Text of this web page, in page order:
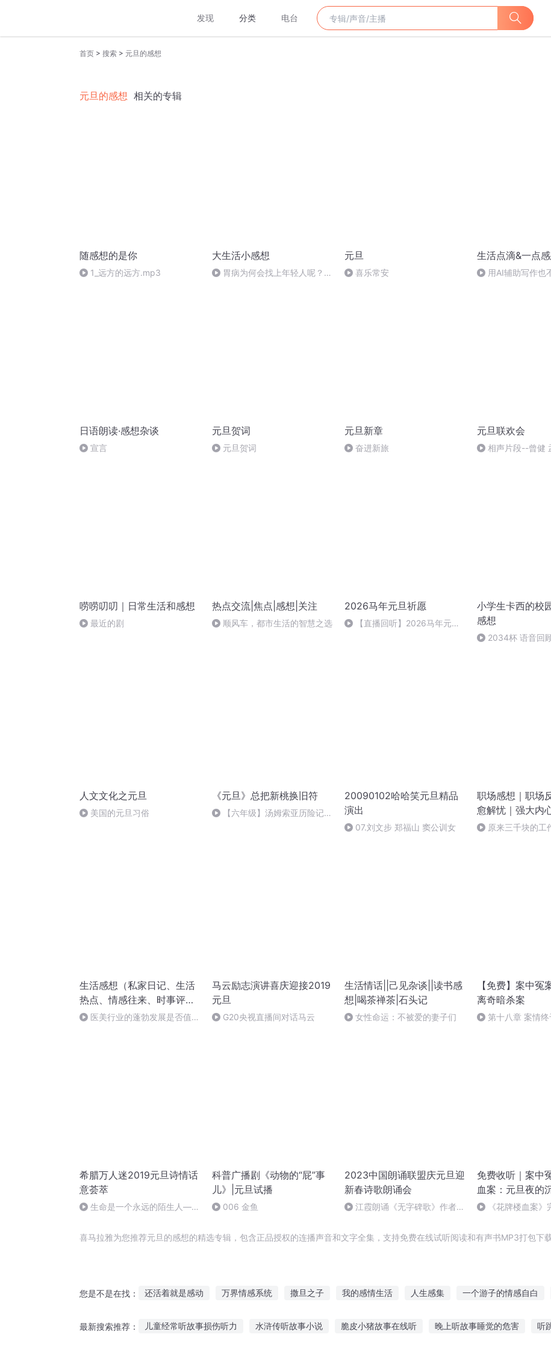
发现 分类 电台
首页 > 搜索 > 元旦的感想
元旦的感想 相关的专辑
随感想的是你
1_远方的远方.mp3
大生活小感想
胃病为何会找上年轻人呢？做
元旦
喜乐常安
生活点滴&一点
用AI辅助写作也
日语朗读·感想杂谈
宣言
元旦贺词
元旦贺词
元旦新章
奋进新旅
元旦联欢会
相声片段--曾健
唠唠叨叨｜日常生活和感想
最近的剧
热点交流|焦点|感想|关注
顺风车，都市生活的智慧之选
2026马年元旦祈愿
【直播回听】2026马年元旦
小学生卡西的校
感想
2034杯 语音回
人文文化之元旦
美国的元旦习俗
《元旦》总把新桃换旧符
【六年级】汤姆索亚历险记
20090102哈哈笑元旦精品
演出
07.刘文步 郑福山 窦公训女
职场感想｜职场
愈解忧｜强大内
原来三千块的工
生活感想（私家日记、生活
热点、情感往来、时事评
说）医美行业的蓬勃发展是否值得
马云励志演讲喜庆迎接2019
元旦
G20央视直播间对话马云
生活情话||己见杂谈||读书感
想|喝茶禅茶|石头记
女性命运：不被爱的妻子们
【免费】案中冤
离奇暗杀案
第十八章 案情终
希腊万人迷2019元旦诗情话
意荟萃
生命是一个永远的陌生人——
科普广播剧《动物的“屁”事
儿》|元旦试播
006 金鱼
2023中国朗诵联盟庆元旦迎
新春诗歌朗诵会
江霞朗诵《无字碑歌》作者：
免费收听｜案中
血案：元旦夜的
《花牌楼血案》
喜马拉雅为您推荐元旦的感想的精选专辑，包含正品授权的连播声音和文字全集，支持免费在线试听阅读和有声书MP3打包下载
您是不是在找： 还活着就是感动 万界情感系统 撒旦之子 我的感情生活 人生感集 一个游子的情感自白
最新搜索推荐： 儿童经常听故事损伤听力 水浒传听故事小说 脆皮小猪故事在线听 晚上听故事睡觉的危害 听